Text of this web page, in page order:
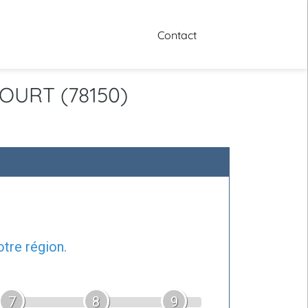
Contact
(78150)
région.
7 8 9